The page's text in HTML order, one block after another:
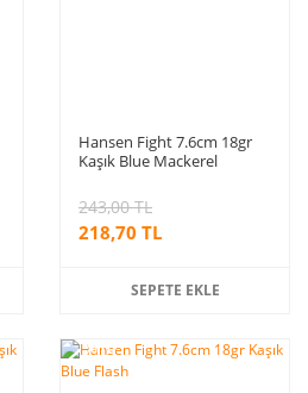
Hansen Fight 7.6cm 18gr
Kaşık Blue Mackerel
218,70 TL
243,00 TL
SEPETE EKLE
%10